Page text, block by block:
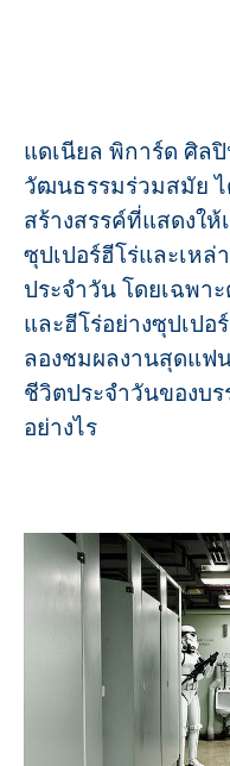
แดเนียล พิการ์ด ศิล
วัฒนธรรมร่วมสมัย
สร้างสรรค์ที่แสดงใ
ซุปเปอร์ฮีโร่และเห
ประจำวัน โดยเฉพา
และฮีโร่อย่างซุปเป
ลองชมผลงานสุดแฟ
ชีวิตประจำวันของบ
อย่างไร